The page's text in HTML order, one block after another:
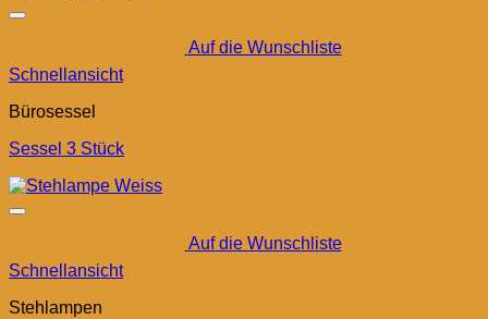
Auf die Wunschliste
Schnellansicht
Bürosessel
Sessel 3 Stück
Auf die Wunschliste
Schnellansicht
Stehlampen